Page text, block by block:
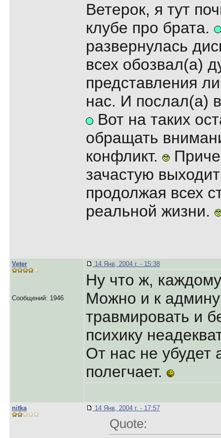
Ветерок, я тут
клубе про брата.
развернулась
всех обозвал(а)
представления
нас. И послал(а)
Вот на таких
обращать
конфликт.
зачастую
продолжая всех
реальной жизни.
Veter
Сообщений: 1946
14 Янв, 2004 г. - 15:38
Ну что ж,
Можно и к
травмировать и
психику
От нас не
полегчает.
nitka 14 Янв, 2004 г. - 17:57
Quote: